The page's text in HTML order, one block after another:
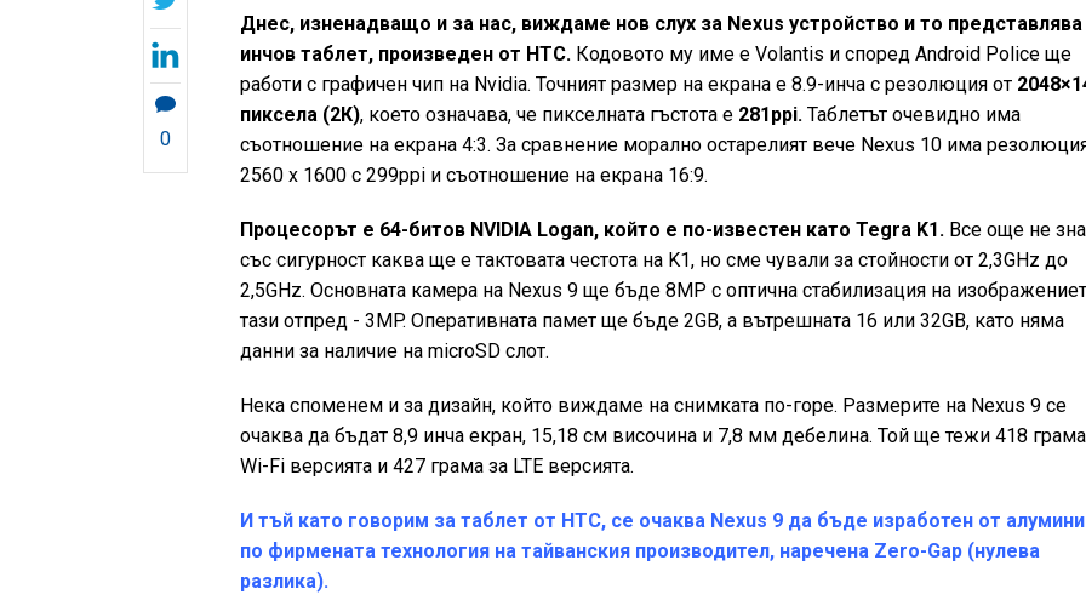
0
Днес, изненадващо и за нас, виждаме нов слух за Nexus устройство и то
инчов таблет, произведен от HTC. Кодовото му име е Volantis и според Android Police ще
работи с графичен чип на Nvidia. Точният размер на екрана е 8.9-инча с резолюция от
пиксела (2К), което означава, че пикселната гъстота е 281ppi. Таблетът очевидно има
съотношение на екрана 4:3. За сравнение морално остарелият вече Nexus 10 има
2560 x 1600 с 299ppi и съотношение на екрана 16:9.
Процесорът е 64-битов NVIDIA Logan, който е по-известен като Tegra K1. Все още не
със сигурност каква ще е тактовата честота на K1, но сме чували за стойности от 2,3GHz до
2,5GHz. Основната камера на Nexus 9 ще бъде 8MP с оптична стабилизация на
тази отпред - 3MP. Оперативната памет ще бъде 2GB, а вътрешната 16 или 32GB, като няма
данни за наличие на microSD слот.
Нека споменем и за дизайн, който виждаме на снимката по-горе. Размерите на Nexus 9 се
очаква да бъдат 8,9 инча екран, 15,18 см височина и 7,8 мм дебелина. Той ще тежи 418
Wi-Fi версията и 427 грама за LTE версията.
И тъй като говорим за таблет от HTC, се очаква Nexus 9 да бъде изработен от
по фирмената технология на тайванския производител, наречена Zero-Gap (нулева
разлика).